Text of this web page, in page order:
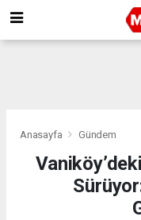
Anasayfa Gündem